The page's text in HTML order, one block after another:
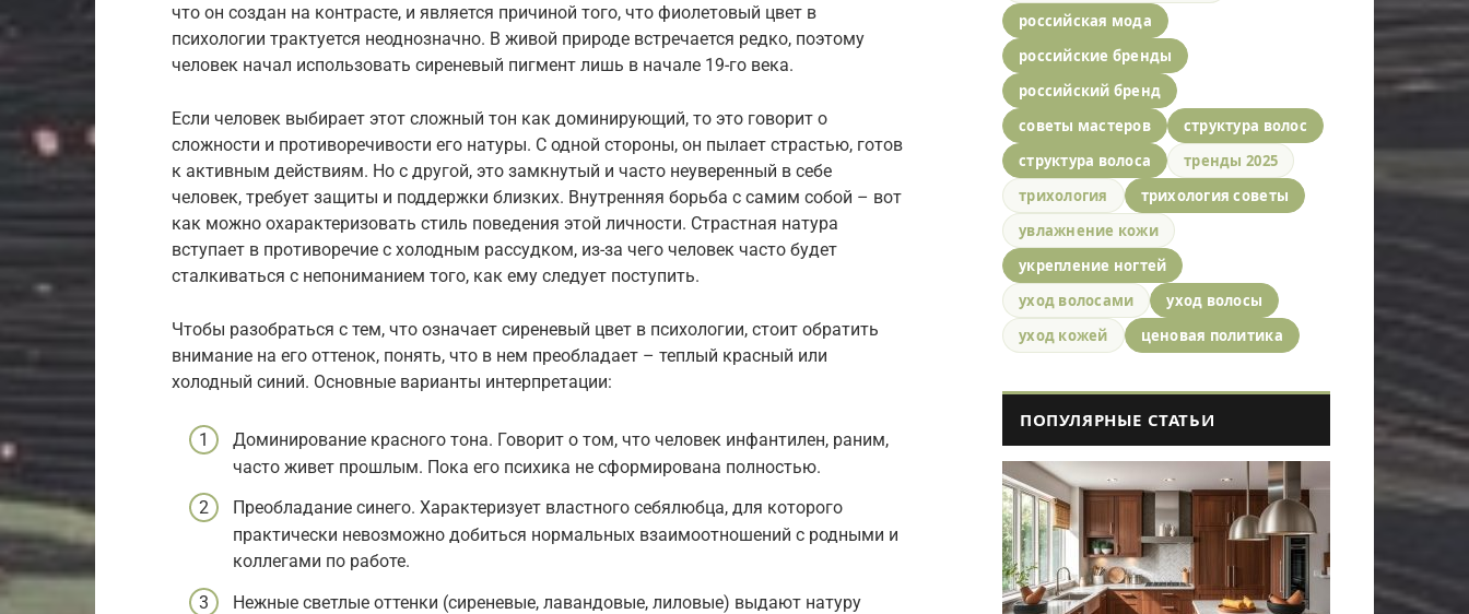
что он создан на контрасте, и является причиной того, что фиолетовый цвет в
психологии трактуется неоднозначно. В живой природе встречается редко, поэтому
человек начал использовать сиреневый пигмент лишь в начале 19-го века.
Если человек выбирает этот сложный тон как доминирующий, то это говорит о
сложности и противоречивости его натуры. С одной стороны, он пылает страстью, готов
к активным действиям. Но с другой, это замкнутый и часто неуверенный в себе
человек, требует защиты и поддержки близких. Внутренняя борьба с самим собой – вот
как можно охарактеризовать стиль поведения этой личности. Страстная натура
вступает в противоречие с холодным рассудком, из-за чего человек часто будет
сталкиваться с непониманием того, как ему следует поступить.
Чтобы разобраться с тем, что означает сиреневый цвет в психологии, стоит обратить
внимание на его оттенок, понять, что в нем преобладает – теплый красный или
холодный синий. Основные варианты интерпретации:
Доминирование красного тона. Говорит о том, что человек инфантилен, раним,
часто живет прошлым. Пока его психика не сформирована полностью.
Преобладание синего. Характеризует властного себялюбца, для которого
практически невозможно добиться нормальных взаимоотношений с родными и
коллегами по работе.
Нежные светлые оттенки (сиреневые, лавандовые, лиловые) выдают натуру
российская мода
российские бренды
российский бренд
советы мастеров
структура волос
структура волоса
тренды 2025
трихология
трихология советы
увлажнение кожи
укрепление ногтей
уход волосами
уход волосы
уход кожей
ценовая политика
ПОПУЛЯРНЫЕ СТАТЬИ